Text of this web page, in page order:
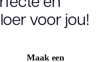
voor jou!
Maak een